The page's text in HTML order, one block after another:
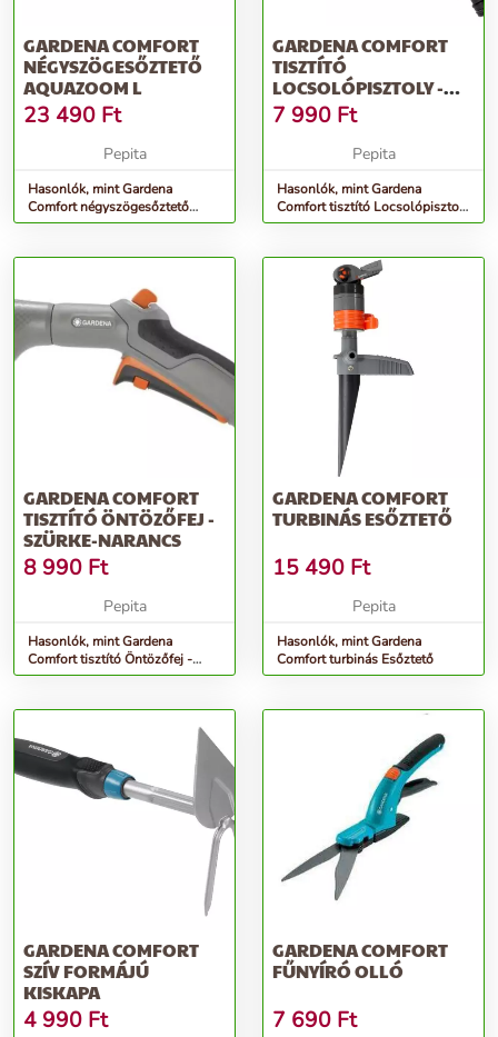
GARDENA COMFORT
NÉGYSZÖGESŐZTETŐ
AQUAZOOM L
23 490 Ft
Pepita
Hasonlók, mint Gardena
Comfort négyszögesőztető
AquaZoom L
GARDENA COMFORT
TISZTÍTÓ
LOCSOLÓPISZTOLY -
SZÜRKE-NARANCS
7 990 Ft
Pepita
Hasonlók, mint Gardena
Comfort tisztító Locsolópisztoly
- szürke-narancs
GARDENA COMFORT
TISZTÍTÓ ÖNTÖZŐFEJ -
SZÜRKE-NARANCS
8 990 Ft
Pepita
Hasonlók, mint Gardena
Comfort tisztító Öntözőfej -
szürke-narancs
GARDENA COMFORT
TURBINÁS ESŐZTETŐ
15 490 Ft
Pepita
Hasonlók, mint Gardena
Comfort turbinás Esőztető
GARDENA COMFORT
SZÍV FORMÁJÚ
KISKAPA
4 990 Ft
GARDENA COMFORT
FŰNYÍRÓ OLLÓ
7 690 Ft